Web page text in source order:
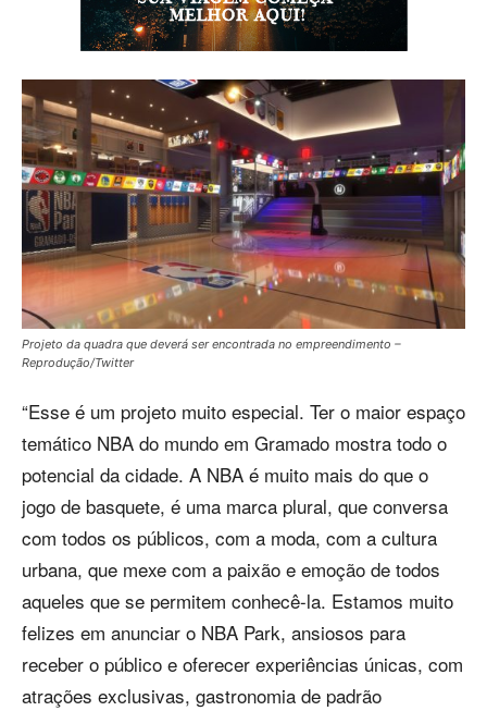
Projeto da quadra que deverá ser encontrada no empreendimento –
Reprodução/Twitter
“Esse é um projeto muito especial. Ter o maior espaço
temático NBA do mundo em Gramado mostra todo o
potencial da cidade. A NBA é muito mais do que o
jogo de basquete, é uma marca plural, que conversa
com todos os públicos, com a moda, com a cultura
urbana, que mexe com a paixão e emoção de todos
aqueles que se permitem conhecê-la. Estamos muito
felizes em anunciar o NBA Park, ansiosos para
receber o público e oferecer experiências únicas, com
atrações exclusivas, gastronomia de padrão